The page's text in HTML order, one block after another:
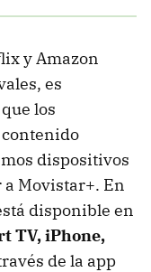
y Amazon
es
los
dispositivos
a Movistar+. En
disponible en
TV, iPhone,
de la app